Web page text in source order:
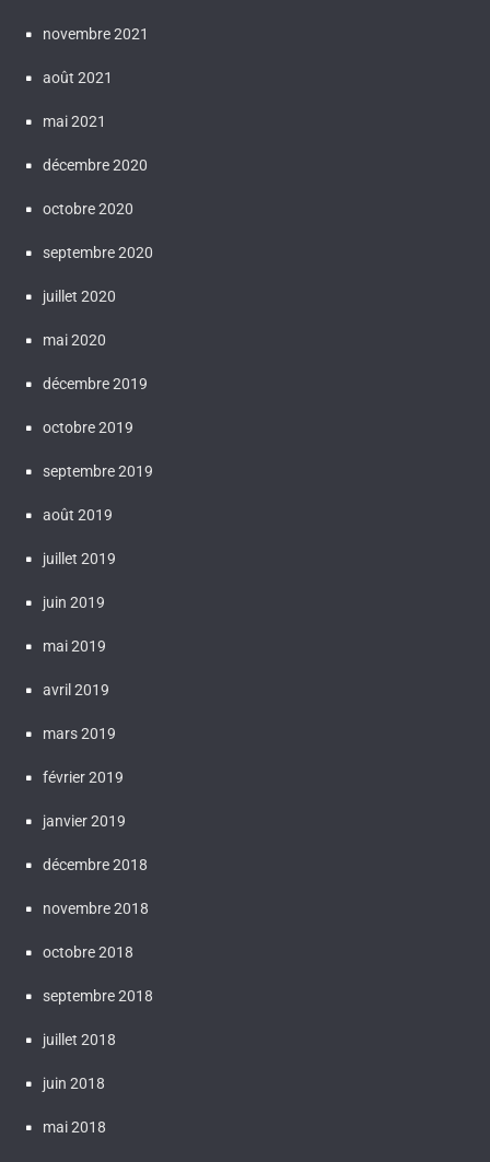
novembre 2021
août 2021
mai 2021
décembre 2020
octobre 2020
septembre 2020
juillet 2020
mai 2020
décembre 2019
octobre 2019
septembre 2019
août 2019
juillet 2019
juin 2019
mai 2019
avril 2019
mars 2019
février 2019
janvier 2019
décembre 2018
novembre 2018
octobre 2018
septembre 2018
juillet 2018
juin 2018
mai 2018